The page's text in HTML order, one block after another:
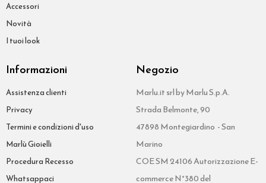
Accessori
Novità
I tuoi look
Informazioni
Assistenza clienti
Privacy
Termini e condizioni d'uso
Marlù Gioielli
Procedura Recesso
Whatsappaci
Negozio
Marlu.it srl by Marlu S.p.A.
Strada Belmonte, 90
47898 Montegiardino - San
Marino
COE SM 24106 Autorizzazione E-
commerce N°380 del